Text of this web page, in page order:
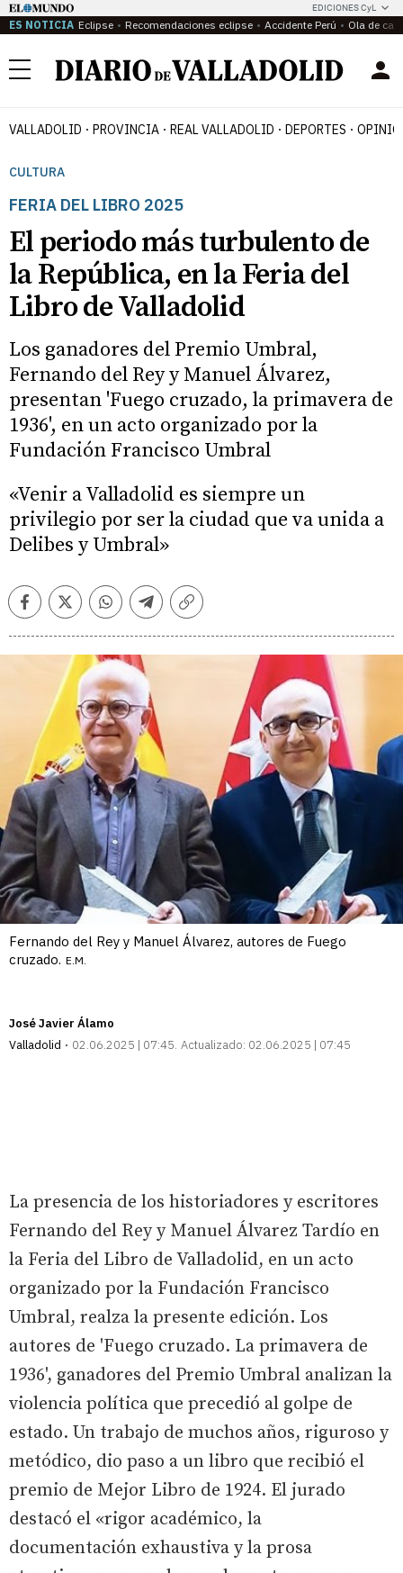
EDICIONES CyL
ES NOTICIA Eclipse Recomendaciones eclipse Accidente Perú Ola de
Menú
VALLADOLID PROVINCIA REAL VALLADOLID DEPORTES
CULTURA
FERIA DEL LIBRO 2025
El periodo más turbulento de
la República, en la Feria del
Libro de Valladolid
Los ganadores del Premio Umbral,
Fernando del Rey y Manuel Álvarez,
presentan 'Fuego cruzado, la primavera de
1936', en un acto organizado por la
Fundación Francisco Umbral
«Venir a Valladolid es siempre un
privilegio por ser la ciudad que va unida a
Delibes y Umbral»
FacebookTwitterWhatsappTelegramCopiar
Fernando del Rey y Manuel Álvarez, autores de Fuego
cruzado. E.M.
José Javier Álamo
Valladolid
02.06.2025 | 07:45 Actualizado: 02.06.2025 | 07:45
La presencia de los historiadores y escritores
Fernando del Rey y Manuel Álvarez Tardío en
la Feria del Libro de Valladolid, en un acto
organizado por la Fundación Francisco
Umbral, realza la presente edición. Los
autores de 'Fuego cruzado. La primavera de
1936', ganadores del Premio Umbral analizan la
violencia política que precedió al golpe de
estado. Un trabajo de muchos años, riguroso y
metódico, dio paso a un libro que recibió el
premio de Mejor Libro de 1924. El jurado
destacó el «rigor académico, la
documentación exhaustiva y la prosa